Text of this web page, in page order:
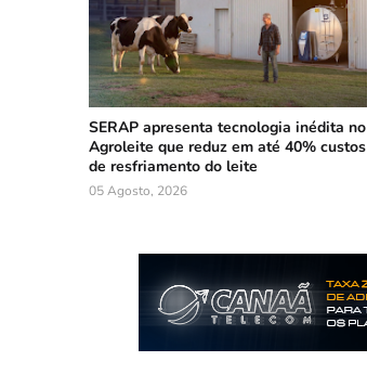
SERAP apresenta tecnologia inédita no
Agroleite que reduz em até 40% custos
de resfriamento do leite
05 Agosto, 2026